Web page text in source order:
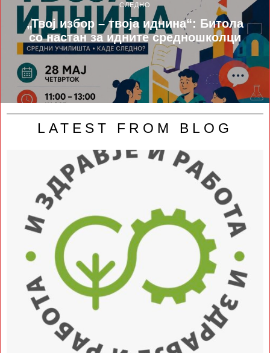
СЛЕДНО
„Твој избор – твоја иднина“: Битола
со настан за идните средношколци
LATEST FROM BLOG